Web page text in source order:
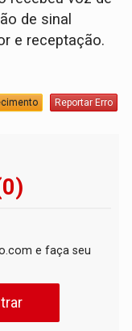
de sinal
e receptação.
Reportar Erro
e faça seu